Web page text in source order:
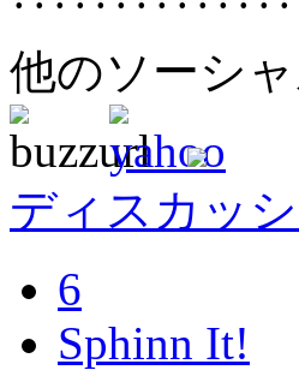
他のソーシ
ディスカッ
6
Sphinn It!